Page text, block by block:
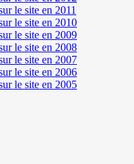
le site en 2011
le site en 2010
le site en 2009
le site en 2008
le site en 2007
le site en 2006
le site en 2005